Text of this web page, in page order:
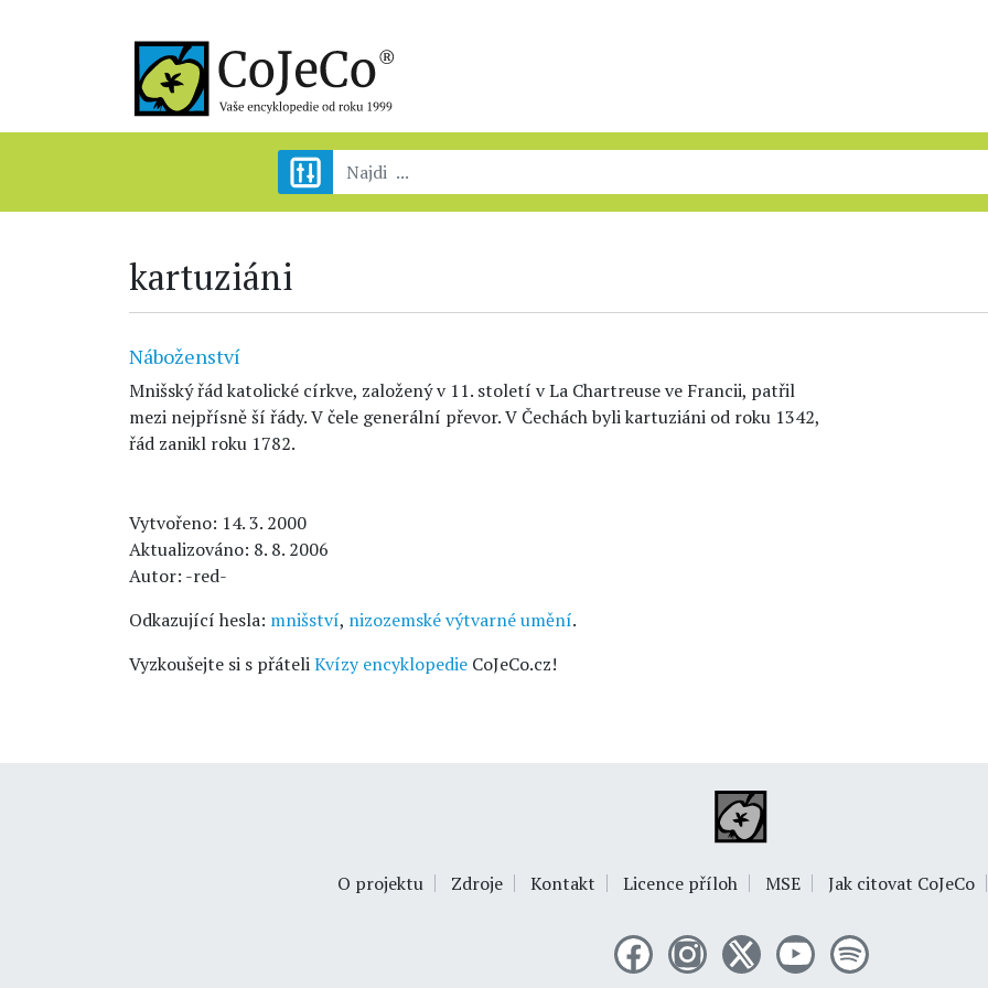
kartuziáni
Náboženství
Mnišský řád katolické církve, založený v 11. století v La Chartreuse ve Francii, patřil
mezi nejpřísně ší řády. V čele generální převor. V Čechách byli kartuziáni od roku 1342,
řád zanikl roku 1782.
Vytvořeno: 14. 3. 2000
Aktualizováno: 8. 8. 2006
Autor: -red-
Odkazující hesla: mnišství, nizozemské výtvarné umění.
Vyzkoušejte si s přáteliKvízy encyklopedie CoJeCo.cz!
O projektu Zdroje Kontakt Licence příloh MSE Jak citovat CoJeCo